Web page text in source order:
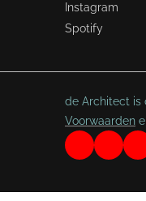
Instagram
Spotify
de Architect is
Voorwaarden